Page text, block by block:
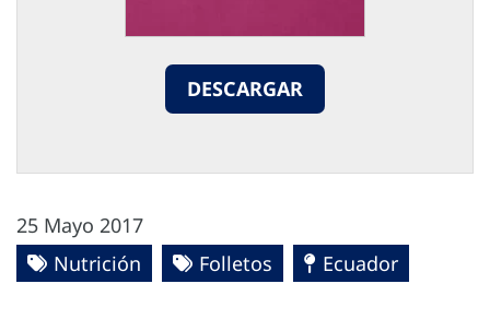
DESCARGAR
25 Mayo 2017
Nutrición
Folletos Ecuador